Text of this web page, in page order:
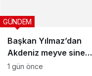
Başkan Yılmaz’dan
Akdeniz meyve sineği
uyarısı: “Üretici tek
GÜNDEM
1 gün önce